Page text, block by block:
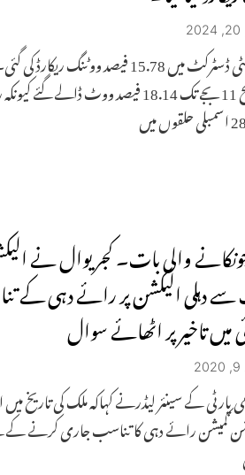
ممبئی سٹی ڈسٹرکٹ میں 15.78 فیصد ووٹنگ
میں صبح 11 بجے تک 18.14 فیصد ووٹ ڈالے
والی بات۔ کجریوال نے
دہلی الیکشن پر رائے دہی کے
میں تاخیر پر اٹھائے سوال
پارٹی کے سینئر لیڈرنے کہاکہ ملک کی تاریخ میں
کمیشن رائے دہی کا تناسب جاری کرنے کے